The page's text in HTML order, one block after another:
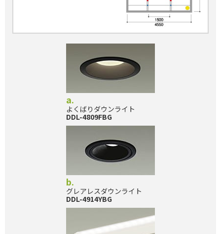
a.
よくばりダウンライト
DDL-4809FBG
b.
グレアレスダウンライト
DDL-4914YBG